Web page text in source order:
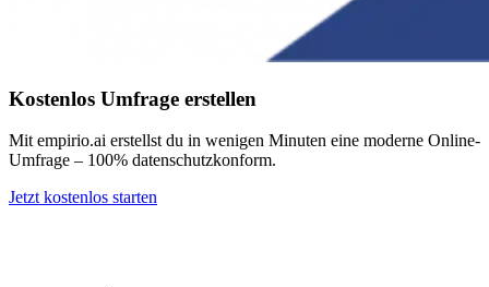
Kostenlos Umfrage erstellen
Mit empirio.ai erstellst du in wenigen Minuten eine moderne Online-
Umfrage – 100% datenschutzkonform.
Jetzt kostenlos starten